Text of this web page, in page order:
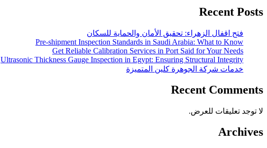
Recent Posts
فتح اقفال الزهراء: تحقيق الأمان والحماية للسكان
Pre-shipment Inspection Standards in Saudi Arabia: What to Know
Get Reliable Calibration Services in Port Said for Your Needs
Ultrasonic Thickness Gauge Inspection in Egypt: Ensuring Structural Integrity
خدمات شركة الجوهرة كلين المتميزة
Recent Comments
لا توجد تعليقات للعرض.
Archives